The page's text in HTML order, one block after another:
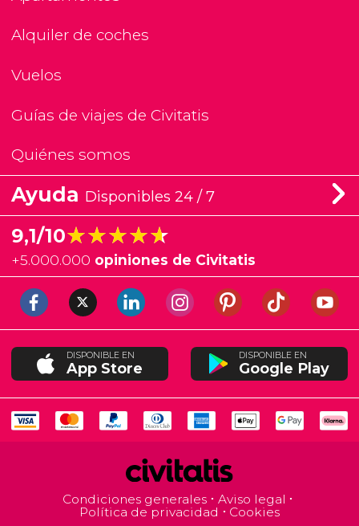
Alquiler de coches
Vuelos
Guías de viajes de Civitatis
Quiénes somos
Ayuda Disponibles 24 / 7
9,1/10★★★★★
★★★★★
+5.000.000 opiniones de Civitatis
DISPONIBLE EN
App Store
DISPONIBLE EN
Google Play
Condiciones generales
Aviso legal
Política de privacidad
Cookies